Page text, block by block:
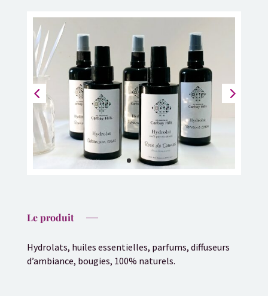
Le produit
Hydrolats, huiles essentielles, parfums, diffuseurs
d’ambiance, bougies, 100% naturels.